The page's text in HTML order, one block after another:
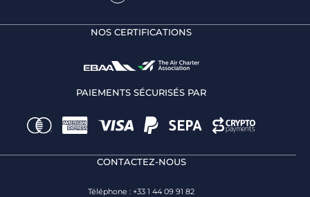
NOS CERTIFICATIONS
PAIEMENTS SÉCURISÉS PAR
CONTACTEZ-NOUS
Téléphone : +33 1 44 09 91 82